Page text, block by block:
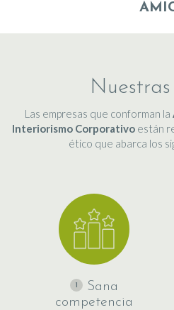
Nuestras
Las empresas que conforman la
Interiorismo Corporativo están
ético que abarca los
1
Sana
competencia